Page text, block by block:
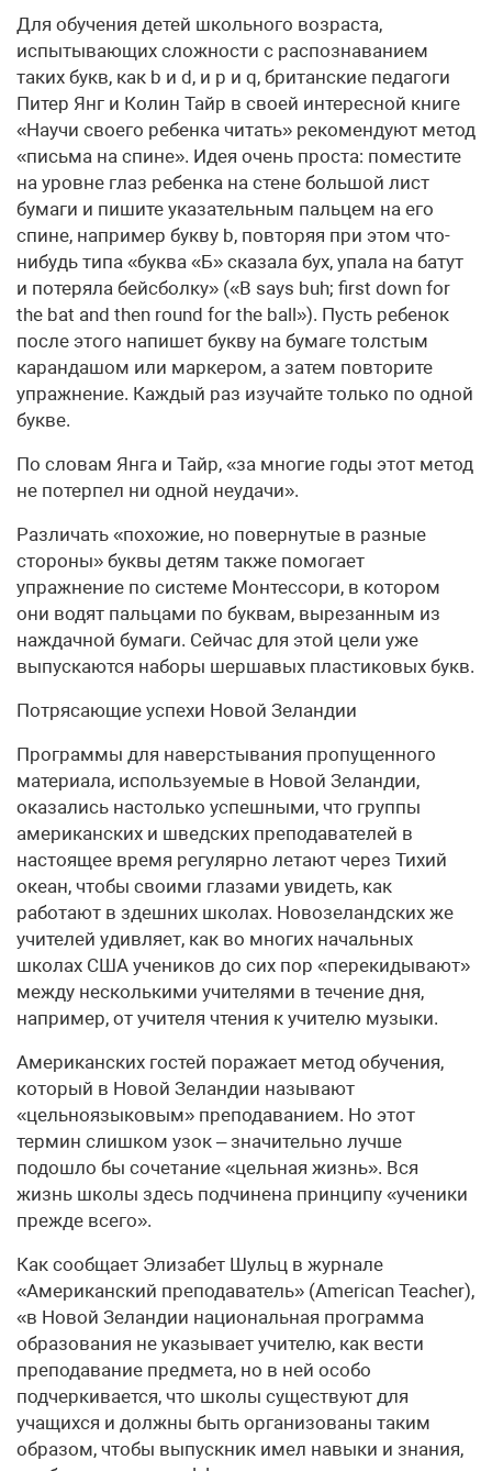
Для обучения детей школьного возраста,
испытывающих сложности с распознаванием
таких букв, как b и d, и p и q, британские педагоги
Питер Янг и Колин Тайр в своей интересной книге
«Научи своего ребенка читать» рекомендуют метод
«письма на спине». Идея очень проста: поместите
на уровне глаз ребенка на стене большой лист
бумаги и пишите указательным пальцем на его
спине, например букву b, повторяя при этом что-
нибудь типа «буква «Б» сказала бух, упала на батут
и потеряла бейсболку» («B says buh; first down for
the bat and then round for the ball»). Пусть ребенок
после этого напишет букву на бумаге толстым
карандашом или маркером, а затем повторите
упражнение. Каждый раз изучайте только по одной
букве.
По словам Янга и Тайр, «за многие годы этот метод
не потерпел ни одной неудачи».
Различать «похожие, но повернутые в разные
стороны» буквы детям также помогает
упражнение по системе Монтессори, в котором
они водят пальцами по буквам, вырезанным из
наждачной бумаги. Сейчас для этой цели уже
выпускаются наборы шершавых пластиковых букв.
Потрясающие успехи Новой Зеландии
Программы для наверстывания пропущенного
материала, используемые в Новой Зеландии,
оказались настолько успешными, что группы
американских и шведских преподавателей в
настоящее время регулярно летают через Тихий
океан, чтобы своими глазами увидеть, как
работают в здешних школах. Новозеландских же
учителей удивляет, как во многих начальных
школах США учеников до сих пор «перекидывают»
между несколькими учителями в течение дня,
например, от учителя чтения к учителю музыки.
Американских гостей поражает метод обучения,
который в Новой Зеландии называют
«цельноязыковым» преподаванием. Но этот
термин слишком узок – значительно лучше
подошло бы сочетание «цельная жизнь». Вся
жизнь школы здесь подчинена принципу «ученики
прежде всего».
Как сообщает Элизабет Шульц в журнале
«Американский преподаватель» (American Teacher),
«в Новой Зеландии национальная программа
образования не указывает учителю, как вести
преподавание предмета, но в ней особо
подчеркивается, что школы существуют для
учащихся и должны быть организованы таким
образом, чтобы выпускник имел навыки и знания,